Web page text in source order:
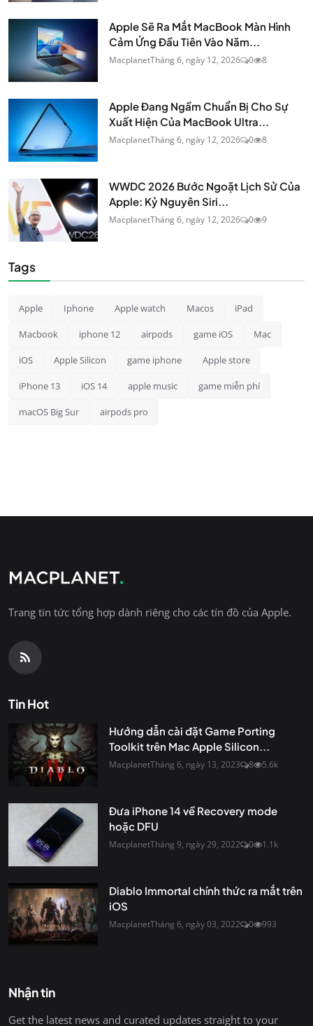
Apple Sẽ Ra Mắt MacBook Màn Hình
Cảm Ứng Đầu Tiên Vào Năm...
MacplanetTháng 6, ngày 12, 2026 0 8
Apple Đang Ngầm Chuẩn Bị Cho Sự
Xuất Hiện Của MacBook Ultra...
MacplanetTháng 6, ngày 12, 2026 0 8
WWDC 2026 Bước Ngoặt Lịch Sử Của
Apple: Kỷ Nguyên Siri...
MacplanetTháng 6, ngày 12, 2026 0 9
Tags
Apple Iphone Apple watch Macos iPad
Macbook iphone 12 airpods game iOS Mac
iOS Apple Silicon game iphone Apple store
iPhone 13 iOS 14 apple music game miễn phí
macOS Big Sur airpods pro
Trang tin tức tổng hợp dành riêng cho các tín đồ của Apple.
Tin Hot
Hướng dẫn cài đặt Game Porting
Toolkit trên Mac Apple Silicon...
MacplanetTháng 6, ngày 13, 2023 8 5.6k
Đưa iPhone 14 về Recovery mode
hoặc DFU
MacplanetTháng 9, ngày 29, 2022 0 1.1k
Diablo Immortal chính thức ra mắt trên
iOS
MacplanetTháng 6, ngày 03, 2022 0 993
Nhận tin
Get the latest news and curated updates straight to your